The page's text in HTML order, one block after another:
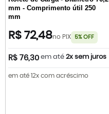
mm - Comprimento útil 250
mm
R$ 72,48no PIX 5% OFF
R$ 76,30 em até 2x sem juros
em até 12x com acréscimo